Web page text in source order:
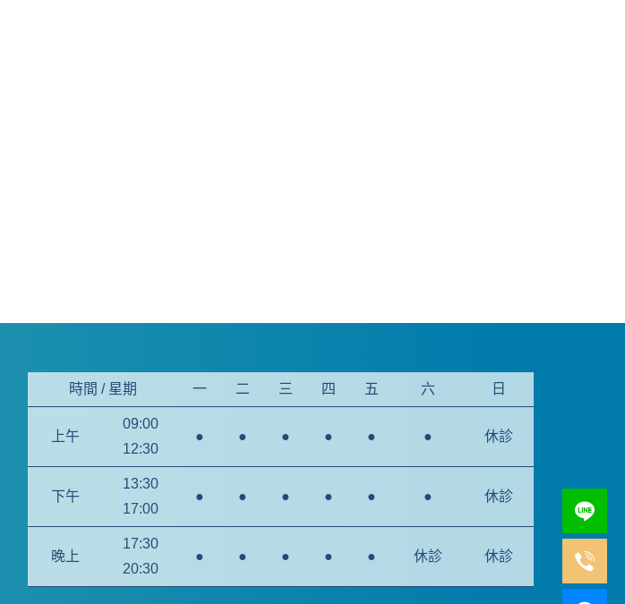
時間 / 星期 一 二 三 四 五 六 日
上午
09:00
12:30
● ● ● ● ● ● 休診
下午
13:30
17:00
● ● ● ● ● ● 休診
晚上
17:30
20:30
● ● ● ● ● 休診 休診